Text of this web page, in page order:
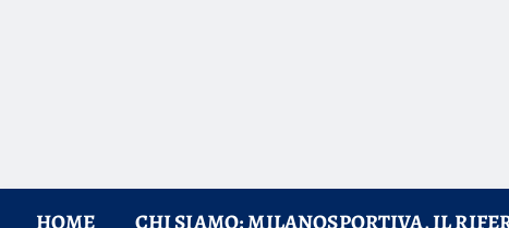
HOME CHI SIAMO: MILANOSPORTIVA, IL